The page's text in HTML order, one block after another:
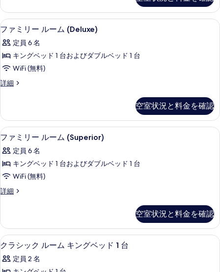
写
真
を
表
示
る
ム
(Classic)
の
す
べ
て
の
を
表
示
す
る
ー
ル
ー
(Classic)
の
細
フ
ァ
ミ
リ
ー
ル
ム
(Deluxe)
の
す
べ
て
の
を
表
示
す
エジプト綿のシーツ、高級寝具、羽
6
ファミリー ルーム (Deluxe)
定員 6 名
キングベッド 1 台およびダブルベッド 1 台
WiFi (無料)
詳細
フ
ー
ル
ー
(Deluxe)
の
細
空室状況と料金を確認
フ
ァ
ミ
リ
ー
ル
ム
(Superior)
の
す
エジプト綿のシーツ、高級寝具、羽
6
ファミリー ルーム (Superior)
定員 6 名
キングベッド 1 台およびダブルベッド 1 台
WiFi (無料)
詳細
フ
ー
ル
ー
(Superior)
の
空室状況と料金を確認
ク
ラ
シ
エジプト綿のシーツ、高級寝具、羽
5
クラシック ルーム キングベッド 1 台
定員 2 名